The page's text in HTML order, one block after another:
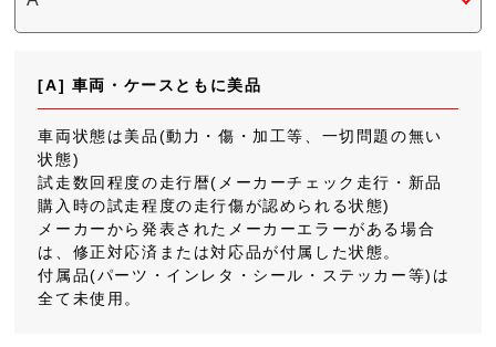
[A] 車両・ケースともに美品
車両状態は美品(動力・傷・加工等、一切問題の無い
状態)
試走数回程度の走行暦(メーカーチェック走行・新品
購入時の試走程度の走行傷が認められる状態)
メーカーから発表されたメーカーエラーがある場合
は、修正対応済または対応品が付属した状態。
付属品(パーツ・インレタ・シール・ステッカー等)は
全て未使用。